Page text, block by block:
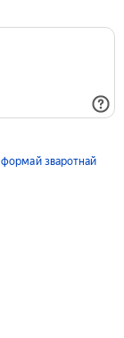
формай зваротнай